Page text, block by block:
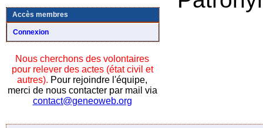
Accès membres
Connexion
Nous cherchons des volontaires
pour relever des actes (état civil et
autres). Pour rejoindre l'équipe,
merci de nous contacter par mail via
contact@geneoweb.org